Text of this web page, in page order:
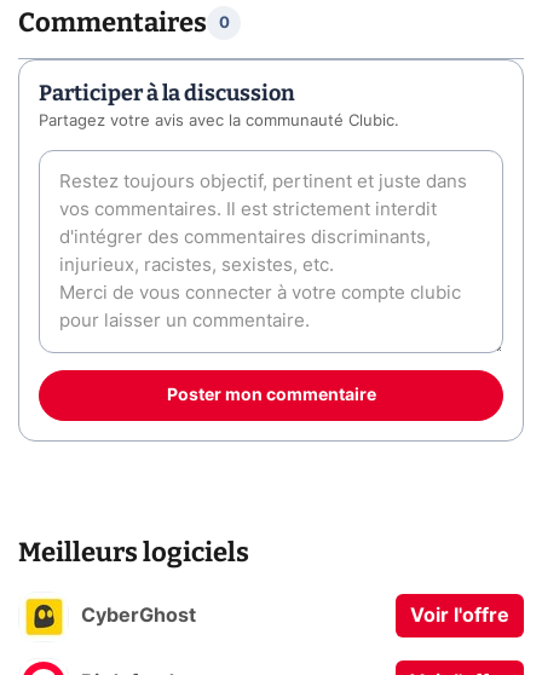
Commentaires 0
Participer à la discussion
Partagez votre avis avec la communauté Clubic.
Poster mon commentaire
Meilleurs logiciels
CyberGhost Voir l'offre